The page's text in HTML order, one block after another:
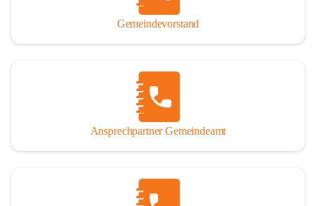
Gemeindevorstand
Ansprechpartner Gemeindeamt